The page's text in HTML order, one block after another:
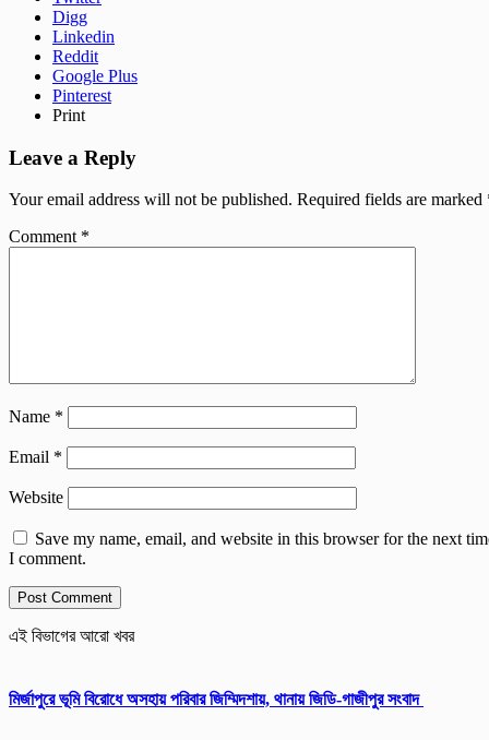
Digg
Linkedin
Reddit
Google Plus
Pinterest
Print
Leave a Reply
Your email address will not be published. Required fields are marked
Comment *
Name *
Email *
Website
Save my name, email, and website in this browser for the next
I comment.
এই বিভাগের আরো খবর
মির্জাপুরে ভূমি বিরোধে অসহায় পরিবার জিম্মিদশায়, থানায় জিডি-গাজীপুর সংবাদ